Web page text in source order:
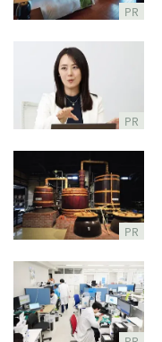
PR
PR
PR